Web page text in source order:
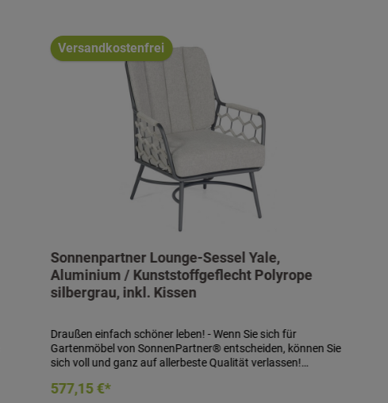
Versandkostenfrei
Sonnenpartner Lounge-Sessel Yale,
Aluminium / Kunststoffgeflecht Polyrope
silbergrau, inkl. Kissen
Draußen einfach schöner leben! - Wenn Sie sich für
Gartenmöbel von SonnenPartner® entscheiden, können Sie
sich voll und ganz auf allerbeste Qualität verlassen!
handwerklich meisterhafte, technisch perfekte und
577,15 €*